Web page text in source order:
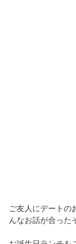
ご友人にデートの
んなお話が合った